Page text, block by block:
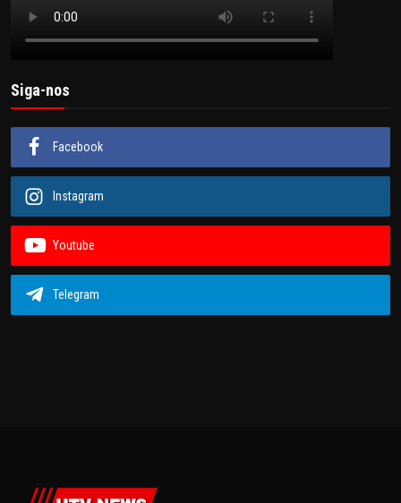
Siga-nos
Facebook
Instagram
Youtube
Telegram